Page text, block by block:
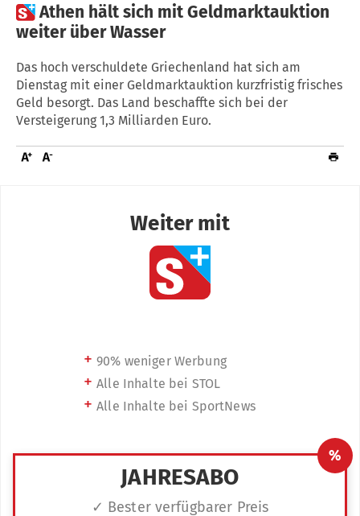
Athen hält sich mit Geldmarktauktion
weiter über Wasser
Das hoch verschuldete Griechenland hat sich am
Dienstag mit einer Geldmarktauktion kurzfristig frisches
Geld besorgt. Das Land beschaffte sich bei der
Versteigerung 1,3 Milliarden Euro.